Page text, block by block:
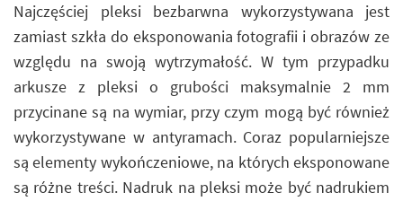
Najczęściej pleksi bezbarwna wykorzystywana jest
zamiast szkła do eksponowania fotografii i obrazów ze
względu na swoją wytrzymałość. W tym przypadku
arkusze z pleksi o grubości maksymalnie 2 mm
przycinane są na wymiar, przy czym mogą być również
wykorzystywane w antyramach. Coraz popularniejsze
są elementy wykończeniowe, na których eksponowane
są różne treści. Nadruk na pleksi może być nadrukiem